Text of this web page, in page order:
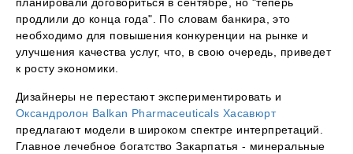
планировали договориться в сентябре, но "теперь
продлили до конца года". По словам банкира, это
необходимо для повышения конкуренции на рынке и
улучшения качества услуг, что, в свою очередь, приведет
к росту экономики.
Дизайнеры не перестают экспериментировать и
Оксандролон Balkan Pharmaceuticals Хасавюрт
предлагают модели в широком спектре интерпретаций.
Главное лечебное богатство Закарпатья - минеральные